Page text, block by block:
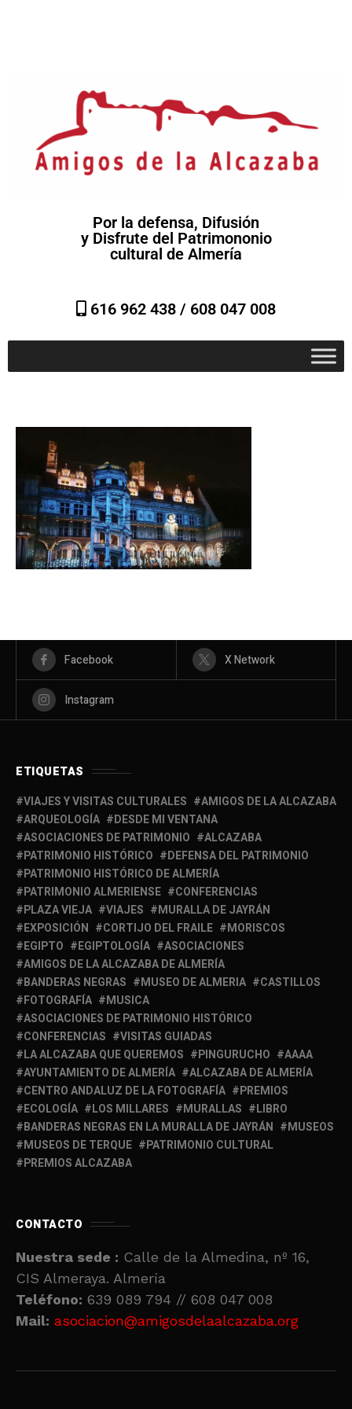
Por la defensa, Difusión
y Disfrute del Patrimononio
cultural de Almería
616 962 438 / 608 047 008
Facebook X Network
Instagram
ETIQUETAS
VIAJES Y VISITAS CULTURALES
AMIGOS DE LA ALCAZABA
ARQUEOLOGÍA
DESDE MI VENTANA
ASOCIACIONES DE PATRIMONIO
ALCAZABA
PATRIMONIO HISTÓRICO
DEFENSA DEL PATRIMONIO
PATRIMONIO HISTÓRICO DE ALMERÍA
PATRIMONIO ALMERIENSE
CONFERENCIAS
PLAZA VIEJA
VIAJES
MURALLA DE JAYRÁN
EXPOSICIÓN
CORTIJO DEL FRAILE
MORISCOS
EGIPTO
EGIPTOLOGÍA
ASOCIACIONES
AMIGOS DE LA ALCAZABA DE ALMERÍA
BANDERAS NEGRAS
MUSEO DE ALMERIA
CASTILLOS
FOTOGRAFÍA
MUSICA
ASOCIACIONES DE PATRIMONIO HISTÓRICO
CONFERENCIAS
VISITAS GUIADAS
LA ALCAZABA QUE QUEREMOS
PINGURUCHO
AAAA
AYUNTAMIENTO DE ALMERÍA
ALCAZABA DE ALMERÍA
CENTRO ANDALUZ DE LA FOTOGRAFÍA
PREMIOS
ECOLOGÍA
LOS MILLARES MURALLAS
LIBRO
BANDERAS NEGRAS EN LA MURALLA DE JAYRÁN
MUSEOS
MUSEOS DE TERQUE
PATRIMONIO CULTURAL
PREMIOS ALCAZABA
CONTACTO
Nuestra sede : Calle de la Almedina, nº 16,
CIS Almeraya. Almería
Teléfono: 639 089 794 // 608 047 008
Mail: asociacion@amigosdelaalcazaba.org